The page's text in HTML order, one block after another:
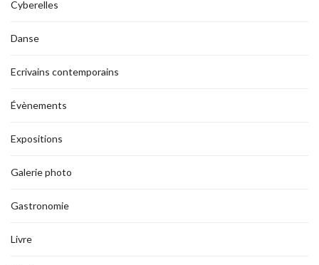
Cyberelles
Danse
Ecrivains contemporains
Évènements
Expositions
Galerie photo
Gastronomie
Livre